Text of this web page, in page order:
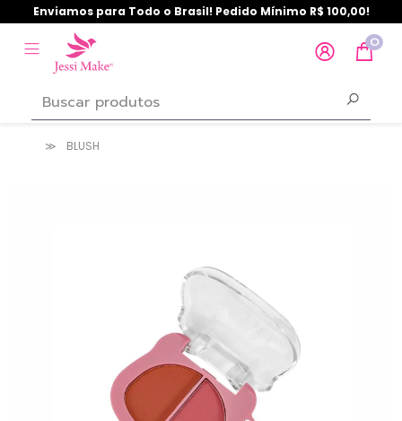
Enviamos para Todo o Brasil! Pedido Mínimo R$ 100,00!
0
BLUSH